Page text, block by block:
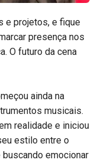
e projetos, e fique
presença nos
O futuro da cena
ainda na
musicais.
realidade e iniciou
estilo entre o
emocionar